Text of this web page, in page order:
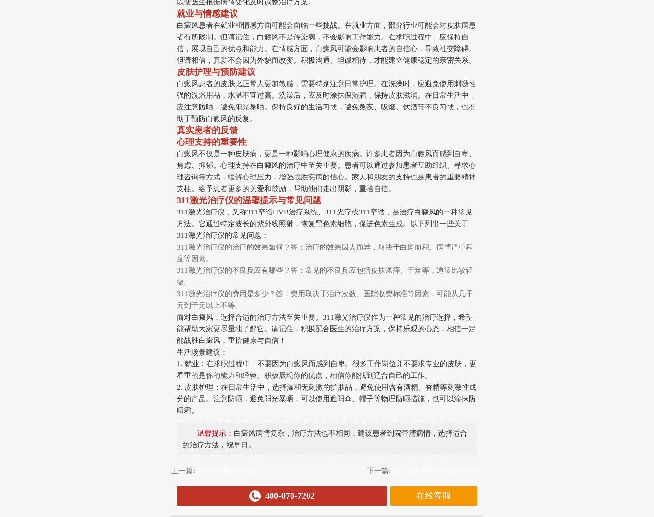
就业与情感建议
白癜风患者在就业和情感方面可能会面临一些挑战。在就业方面，部分行业可能会对皮肤病患
者有所限制。但请记住，白癜风不是传染病，不会影响工作能力。在求职过程中，应保持自
信，展现自己的优点和能力。在情感方面，白癜风可能会影响患者的自信心，导致社交障碍。
但请相信，真爱不会因为外貌而改变。积极沟通、坦诚相待，才能建立健康稳定的亲密关系。
皮肤护理与预防建议
白癜风患者的皮肤比正常人更加敏感，需要特别注意日常护理。在洗澡时，应避免使用刺激性
强的洗浴用品，水温不宜过高。洗澡后，应及时涂抹保湿霜，保持皮肤滋润。在日常生活中，
应注意防晒，避免阳光暴晒。保持良好的生活习惯，避免熬夜、吸烟、饮酒等不良习惯，也有
助于预防白癜风的反复。
真实患者的反馈
心理支持的重要性
白癜风不仅是一种皮肤病，更是一种影响心理健康的疾病。许多患者因为白癜风而感到自卑、
焦虑、抑郁。心理支持在白癜风的治疗中至关重要。患者可以通过参加患者互助组织、寻求心
理咨询等方式，缓解心理压力，增强战胜疾病的信心。家人和朋友的支持也是患者的重要精神
支柱。给予患者更多的关爱和鼓励，帮助他们走出阴影，重拾自信。
311激光治疗仪的温馨提示与常见问题
311激光治疗仪，又称311窄谱UVB治疗系统、311光疗或311窄谱，是治疗白癜风的一种常见
方法。它通过特定波长的紫外线照射，恢复黑色素细胞，促进色素生成。以下列出一些关于
311激光治疗仪的常见问题：
311激光治疗仪的治疗的效果如何？答：治疗的效果因人而异，取决于白斑面积、病情严重程
度等因素。
311激光治疗仪的不良反应有哪些？答：常见的不良反应包括皮肤瘙痒、干燥等，通常比较轻
微。
311激光治疗仪的费用是多少？答：费用取决于治疗次数、医院收费标准等因素，可能从几千
元到千元以上不等。
面对白癜风，选择合适的治疗方法至关重要。311激光治疗仪作为一种常见的治疗选择，希望
能帮助大家更尽量地了解它。请记住，积极配合医生的治疗方案，保持乐观的心态，相信一定
能战胜白癜风，重拾健康与自信！
生活场景建议：
1. 就业：在求职过程中，不要因为白癜风而感到自卑。很多工作岗位并不要求专业的皮肤，更
看重的是你的能力和经验。积极展现你的优点，相信你能找到适合自己的工作。
2. 皮肤护理：在日常生活中，选择温和无刺激的护肤品，避免使用含有酒精、香精等刺激性成
分的产品。注意防晒，避免阳光暴晒，可以使用遮阳伞、帽子等物理防晒措施，也可以涂抹防
晒霜。
温馨提示： 白癜风病情复杂，治疗方法也不相同，建议患者到院查清病情，选择适合
的治疗方法，祝早日。
上一篇: 下一篇:
400-070-7202 在线客服